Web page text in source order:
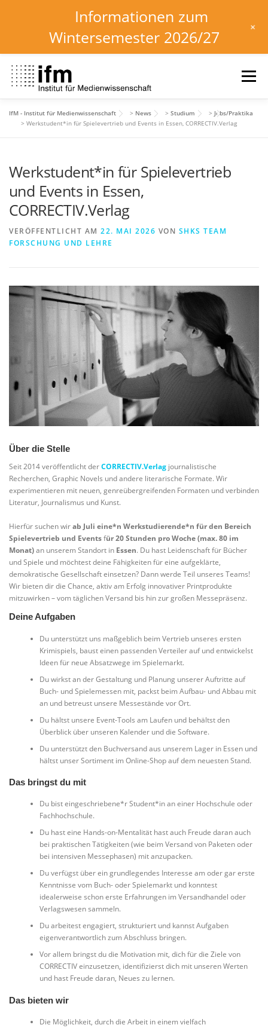
Inhalt
springen
Menü
HOME NEWS KALENDER STUDIUM
INSTITUT FORSCHUNG DOWNLOADS
IfM - Institut für Medienwissenschaft > News > Studium > Jobs/Praktika
> Werkstudent*in für Spielevertrieb und Events in Essen, CORRECTIV.Verlag
Werkstudent*in für Spielevertrieb
und Events in Essen,
CORRECTIV.Verlag
VERÖFFENTLICHT AM 22. MAI 2026 VON SHKS TEAM
FORSCHUNG UND LEHRE
Über die Stelle
Seit 2014 veröffentlicht derCORRECTIV.Verlag journalistische
Recherchen, Graphic Novels und andere literarische Formate. Wir
experimentieren mit neuen, genreübergreifenden Formaten und verbinden
Literatur, Journalismus und Kunst.
Hierfür suchen wirab Juli eine*n Werkstudierende*n für den Bereich
Spielevertrieb und Eventsfür 20 Stunden pro Woche (max. 80 im
Monat)an unserem Standort in Essen. Du hast Leidenschaft für Bücher
und Spiele und möchtest deine Fähigkeiten für eine aufgeklärte,
demokratische Gesellschaft einsetzen? Dann werde Teil unseres Teams!
Wir bieten dir die Chance, aktiv am Erfolg innovativer Printprodukte
mitzuwirken – vom täglichen Versand bis hin zur großen Messepräsenz.
Deine Aufgaben
Du unterstützt uns maßgeblich beim Vertrieb unseres ersten
Krimispiels, baust einen passenden Verteiler auf und entwickelst
Ideen für neue Absatzwege im Spielemarkt.
Du wirkst an der Gestaltung und Planung unserer Auftritte auf
Buch- und Spielemessen mit, packst beim Aufbau- und Abbau mit
an und betreust unsere Messestände vor Ort.
Du hältst unsere Event-Tools am Laufen und behältst den
Überblick über unseren Kalender und die Software.
Du unterstützt den Buchversand aus unserem Lager in Essen und
hältst unser Sortiment im Online-Shop auf dem neuesten Stand.
Das bringst du mit
Du bist eingeschriebene*r Student*in an einer Hochschule oder
Fachhochschule.
Du hast eine Hands-on-Mentalität hast auch Freude daran auch
bei praktischen Tätigkeiten (wie beim Versand von Paketen oder
bei intensiven Messephasen) mit anzupacken.
Du verfügst über ein grundlegendes Interesse am oder gar erste
Kenntnisse vom Buch- oder Spielemarkt und konntest
idealerweise schon erste Erfahrungen im Versandhandel oder
Verlagswesen sammeln.
Du arbeitest engagiert, strukturiert und kannst Aufgaben
eigenverantwortlich zum Abschluss bringen.
Vor allem bringst du die Motivation mit, dich für die Ziele von
CORRECTIV einzusetzen, identifizierst dich mit unseren Werten
und hast Freude daran, Neues zu lernen.
Das bieten wir
Die Möglichkeit, durch die Arbeit in einem vielfach
Informationen zum
Wintersemester 2026/27
+